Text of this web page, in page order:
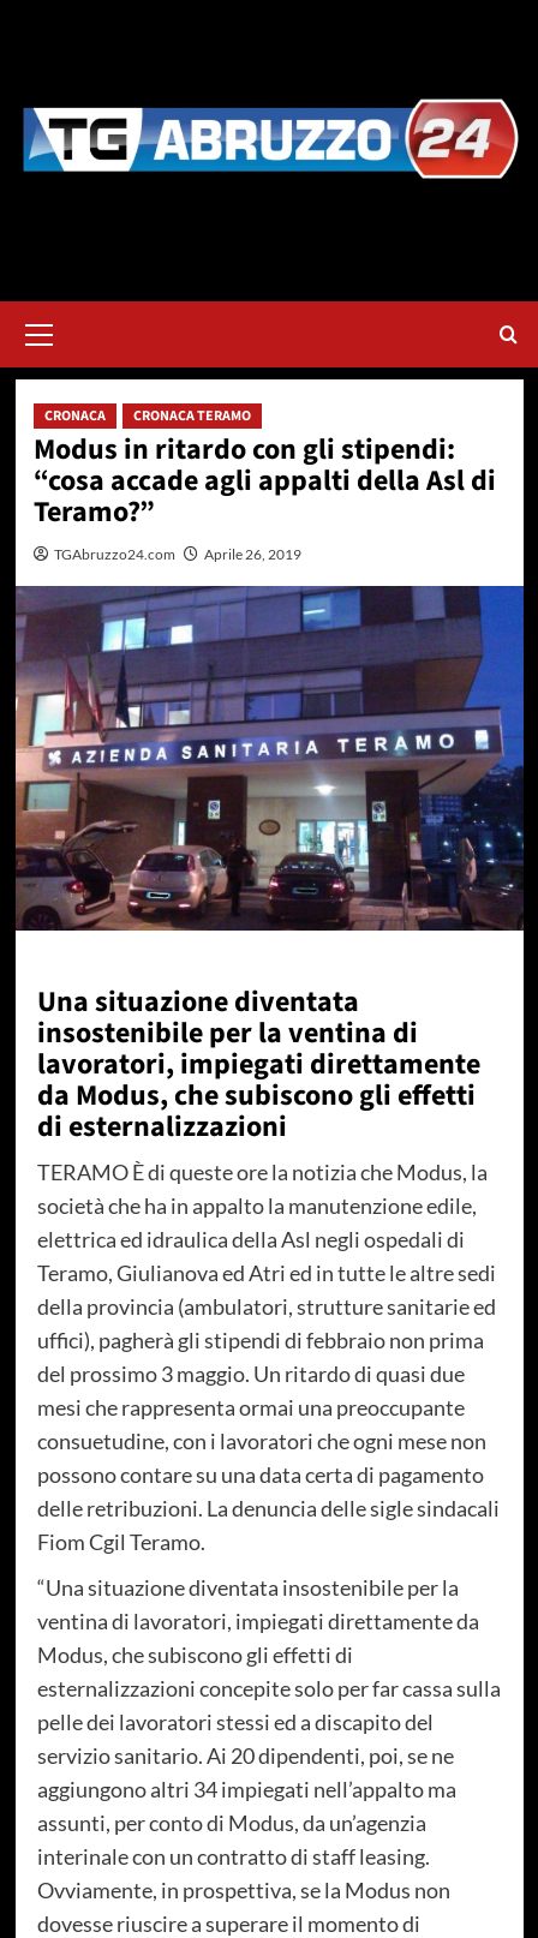
principale
CRONACA CRONACA TERAMO
Modus in ritardo con gli stipendi:
“cosa accade agli appalti della Asl di
Teramo?”
TGAbruzzo24.com Aprile 26, 2019
Una situazione diventata
insostenibile per la ventina di
lavoratori, impiegati direttamente
da Modus, che subiscono gli effetti
di esternalizzazioni
TERAMO È di queste ore la notizia che Modus, la
società che ha in appalto la manutenzione edile,
elettrica ed idraulica della Asl negli ospedali di
Teramo, Giulianova ed Atri ed in tutte le altre sedi
della provincia (ambulatori, strutture sanitarie ed
uffici), pagherà gli stipendi di febbraio non prima
del prossimo 3 maggio. Un ritardo di quasi due
mesi che rappresenta ormai una preoccupante
consuetudine, con i lavoratori che ogni mese non
possono contare su una data certa di pagamento
delle retribuzioni. La denuncia delle sigle sindacali
Fiom Cgil Teramo.
“Una situazione diventata insostenibile per la
ventina di lavoratori, impiegati direttamente da
Modus, che subiscono gli effetti di
esternalizzazioni concepite solo per far cassa sulla
pelle dei lavoratori stessi ed a discapito del
servizio sanitario. Ai 20 dipendenti, poi, se ne
aggiungono altri 34 impiegati nell’appalto ma
assunti, per conto di Modus, da un’agenzia
interinale con un contratto di staff leasing.
Ovviamente, in prospettiva, se la Modus non
dovesse riuscire a superare il momento di